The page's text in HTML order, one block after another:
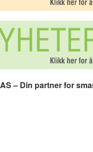
– Din partner for